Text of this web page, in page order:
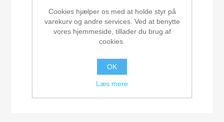
Cookies hjælper os med at holde styr på
varekurv og andre services. Ved at benytte
vores hjemmeside, tillader du brug af
cookies.
OK
Læs mere